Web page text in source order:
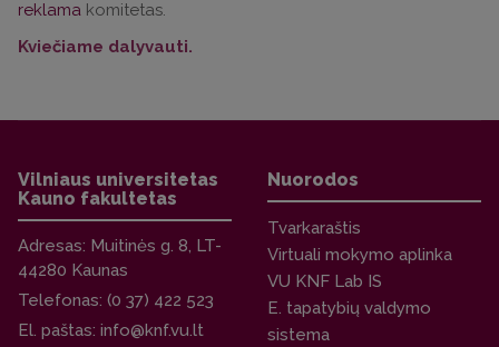
reklama komitetas.
Kviečiame dalyvauti.
Vilniaus universitetas
Kauno fakultetas
Adresas: Muitinės g. 8, LT-
44280 Kaunas
Telefonas: (0 37) 422 523
El. paštas: info@knf.vu.lt
Nuorodos
Tvarkaraštis
Virtuali mokymo aplinka
VU KNF Lab IS
E. tapatybių valdymo
sistema